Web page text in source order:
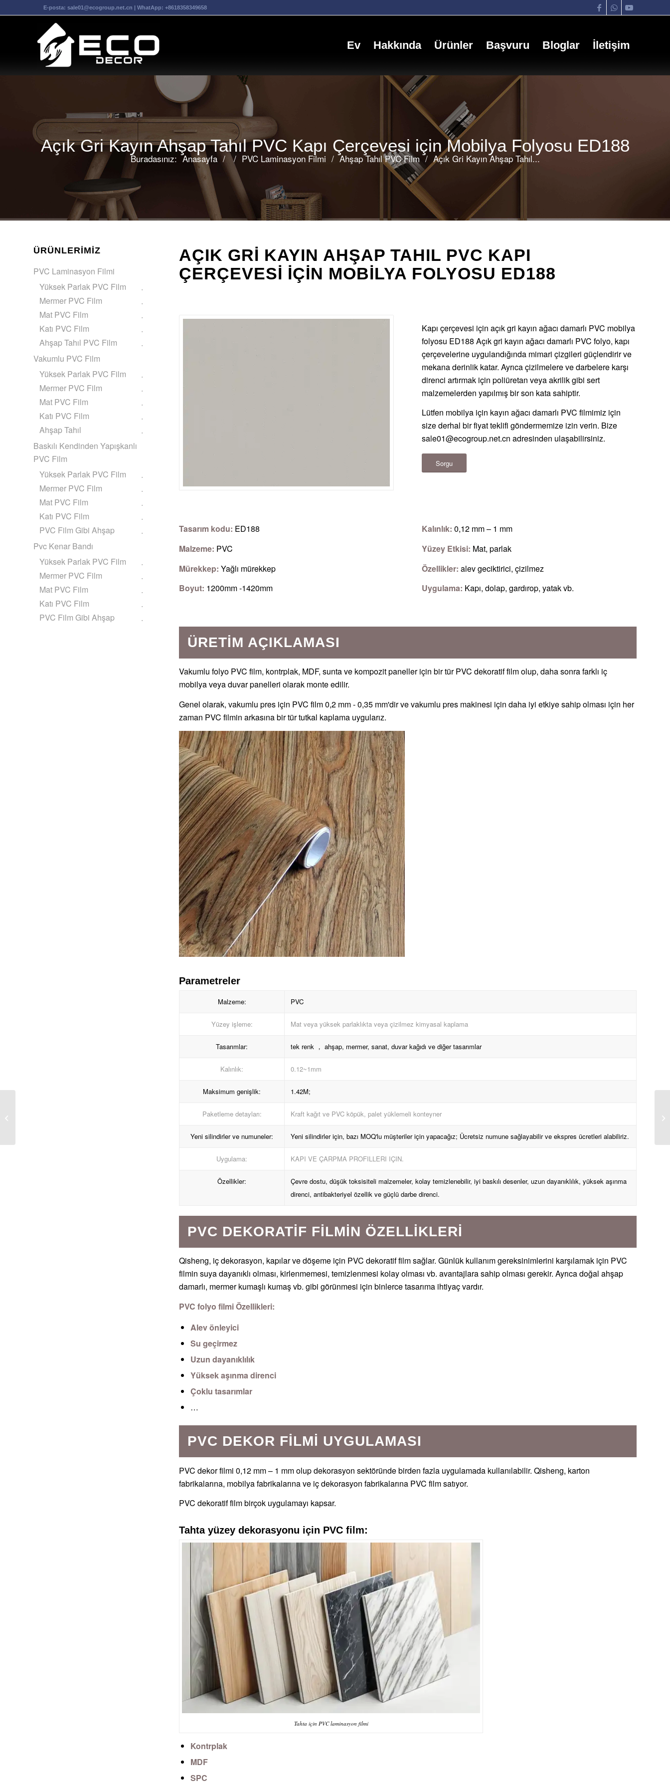
E-posta: sale01@ecogroup.net.cn | WhatApp: +8618358349658
Ev Hakkında Ürünler Başvuru Bloglar İletişim
Açık Gri Kayın Ahşap Tahıl PVC Kapı Çerçevesi için Mobilya Folyosu ED188
Buradasınız: Anasayfa / / PVC Laminasyon Filmi / Ahşap Tahıl PVC Film / Açık Gri Kayın Ahşap Tahıl...
AÇIK GRI KAYIN AHŞAP TAHIL PVC KAPI
ÇERÇEVESI IÇIN MOBILYA FOLYOSU ED188
Kapı çerçevesi için açık gri kayın ağacı damarlı PVC mobilya
folyosu ED188 Açık gri kayın ağacı damarlı PVC folyo, kapı
çerçevelerine uygulandığında mimari çizgileri güçlendirir ve
mekana derinlik katar. Ayrıca çizilmelere ve darbelere karşı
direnci artırmak için poliüretan veya akrilik gibi sert
malzemelerden yapılmış bir son kata sahiptir.
Lütfen mobilya için kayın ağacı damarlı PVC filmimiz için
size derhal bir fiyat teklifi göndermemize izin verin. Bize
sale01@ecogroup.net.cn adresinden ulaşabilirsiniz.
Sorgu
Tasarım kodu: ED188
Malzeme: PVC
Mürekkep: Yağlı mürekkep
Boyut: 1200mm -1420mm
Kalınlık: 0,12 mm – 1 mm
Yüzey Etkisi: Mat, parlak
Özellikler: alev geciktirici, çizilmez
Uygulama: Kapı, dolap, gardırop, yatak vb.
ÜRETIM AÇIKLAMASI
Vakumlu folyo PVC film, kontrplak, MDF, sunta ve kompozit paneller için bir tür PVC dekoratif film olup, daha sonra farklı iç
mobilya veya duvar panelleri olarak monte edilir.
Genel olarak, vakumlu pres için PVC film 0,2 mm - 0,35 mm'dir ve vakumlu pres makinesi için daha iyi etkiye sahip olması için her
zaman PVC filmin arkasına bir tür tutkal kaplama uygularız.
Parametreler
Malzeme: PVC
Yüzey işleme: Mat veya yüksek parlaklıkta veya çizilmez kimyasal kaplama
Tasarımlar: tek renk ， ahşap, mermer, sanat, duvar kağıdı ve diğer tasarımlar
Kalınlık: 0.12~1mm
Maksimum genişlik: 1.42M;
Paketleme detayları: Kraft kağıt ve PVC köpük, palet yüklemeli konteyner
Yeni silindirler ve numuneler: Yeni silindirler için, bazı MOQ'lu müşteriler için yapacağız; Ücretsiz numune sağlayabilir ve ekspres ücretleri alabiliriz.
Uygulama: KAPI VE ÇARPMA PROFILLERI IÇIN.
Özellikler:
Çevre dostu, düşük toksisiteli malzemeler, kolay temizlenebilir, iyi baskılı desenler, uzun dayanıklılık, yüksek aşınma
direnci, antibakteriyel özellik ve güçlü darbe direnci.
PVC DEKORATIF FILMIN ÖZELLIKLERI
Qisheng, iç dekorasyon, kapılar ve döşeme için PVC dekoratif film sağlar. Günlük kullanım gereksinimlerini karşılamak için PVC
filmin suya dayanıklı olması, kirlenmemesi, temizlenmesi kolay olması vb. avantajlara sahip olması gerekir. Ayrıca doğal ahşap
damarlı, mermer kumaşlı kumaş vb. gibi görünmesi için binlerce tasarıma ihtiyaç vardır.
PVC folyo filmi Özellikleri:
Alev önleyici
Su geçirmez
Uzun dayanıklılık
Yüksek aşınma direnci
Çoklu tasarımlar
…
PVC DEKOR FILMI UYGULAMASI
PVC dekor filmi 0,12 mm – 1 mm olup dekorasyon sektöründe birden fazla uygulamada kullanılabilir. Qisheng, karton
fabrikalarına, mobilya fabrikalarına ve iç dekorasyon fabrikalarına PVC film satıyor.
PVC dekoratif film birçok uygulamayı kapsar.
Tahta yüzey dekorasyonu için PVC film:
Tahta için PVC laminasyon filmi
Kontrplak
MDF
SPC
ÜRÜNLERIMIZ
PVC Laminasyon Filmi
Yüksek Parlak PVC Film
Mermer PVC Film
Mat PVC Film
Katı PVC Film
Ahşap Tahıl PVC Film
Vakumlu PVC Film
Yüksek Parlak PVC Film
Mermer PVC Film
Mat PVC Film
Katı PVC Film
Ahşap Tahıl
Baskılı Kendinden Yapışkanlı
PVC Film
Yüksek Parlak PVC Film
Mermer PVC Film
Mat PVC Film
Katı PVC Film
PVC Film Gibi Ahşap
Pvc Kenar Bandı
Yüksek Parlak PVC Film
Mermer PVC Film
Mat PVC Film
Katı PVC Film
PVC Film Gibi Ahşap